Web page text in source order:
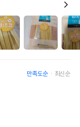
만족도순 최신순